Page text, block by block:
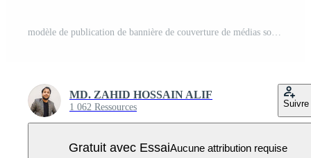
modèle de publication de bannière de couverture de médias sociaux de marketing d'entreprise créative Vecteur Pro
MD. ZAHID HOSSAIN ALIF
1 062 Ressources Suivre
Gratuit avec EssaiAucune attribution requise